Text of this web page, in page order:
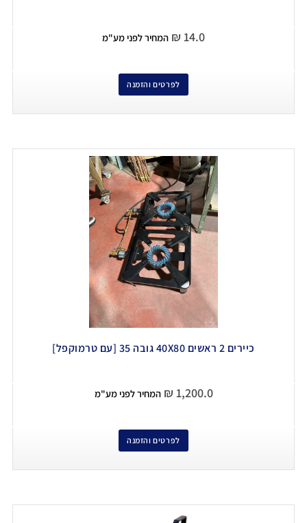
₪ 14.0 המחיר לפני מע"מ
לפרטים והזמנה
כיירים 2 ראשים 40X80 גובה 35 [עם טרמוקפל]
₪ 1,200.0 המחיר לפני מע"מ
לפרטים והזמנה